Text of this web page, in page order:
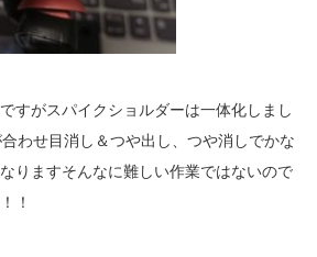
すがスパイクショルダーは一体化しまし
合わせ目消し＆つや出し、つや消しでかな
りますそんなに難しい作業ではないので
！